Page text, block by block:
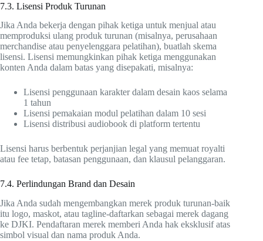
7.3. Lisensi Produk Turunan
Jika Anda bekerja dengan pihak ketiga untuk menjual atau
memproduksi ulang produk turunan (misalnya, perusahaan
merchandise atau penyelenggara pelatihan), buatlah skema
lisensi. Lisensi memungkinkan pihak ketiga menggunakan
konten Anda dalam batas yang disepakati, misalnya:
Lisensi penggunaan karakter dalam desain kaos selama
1 tahun
Lisensi pemakaian modul pelatihan dalam 10 sesi
Lisensi distribusi audiobook di platform tertentu
Lisensi harus berbentuk perjanjian legal yang memuat royalti
atau fee tetap, batasan penggunaan, dan klausul pelanggaran.
7.4. Perlindungan Brand dan Desain
Jika Anda sudah mengembangkan merek produk turunan-baik
itu logo, maskot, atau tagline-daftarkan sebagai merek dagang
ke DJKI. Pendaftaran merek memberi Anda hak eksklusif atas
simbol visual dan nama produk Anda.